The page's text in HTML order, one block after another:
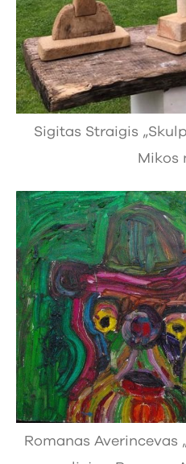
Sigitas Straigis
Mikos
Romanas Averincevas